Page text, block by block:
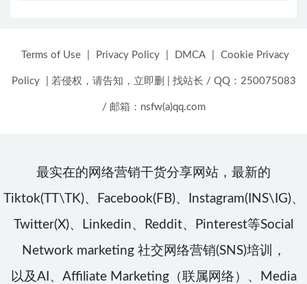
Terms of Use Privacy Policy DMCA Cookie Privacy
Policy 若侵权，请告知，立即删 找站长 / QQ：250075083
/ 邮箱：nsfw(a)qq.com
最实在的网络营销干货分享网站，最新的
Tiktok(TT\TK)、Facebook(FB)、Instagram(INS\IG)、
Twitter(X)、Linkedin、Reddit、Pinterest等Social
Network marketing 社交网络营销(SNS)培训，
以及AI、Affiliate Marketing（联属网络）、Media